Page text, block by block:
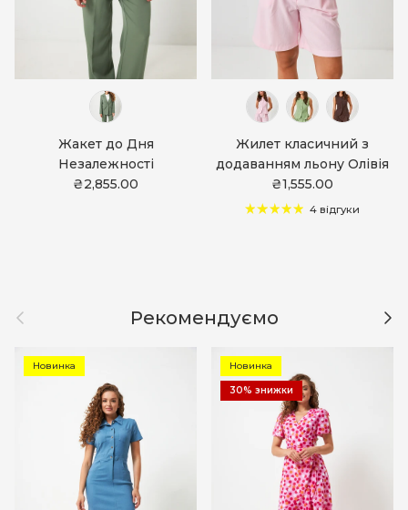
Жакет до Дня
Незалежності
₴2,855.00
Жилет класичний з
додаванням льону Олівія
₴1,555.00
4 відгуки
Назад Рекомендуємо
Новинка Новинка
30% знижки